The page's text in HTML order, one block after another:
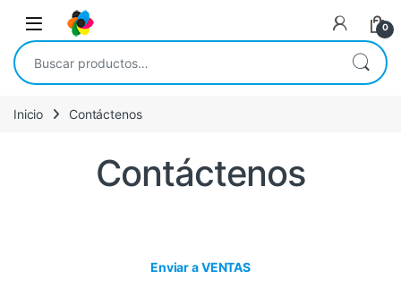
Saltar a la navegación
Saltar al contenido
Open 0
Buscar por:
Inicio Contáctenos
Contáctenos
Enviar a VENTAS